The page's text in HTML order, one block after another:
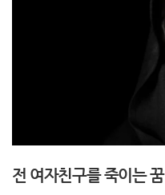
전 여자친구를 죽이는 꿈